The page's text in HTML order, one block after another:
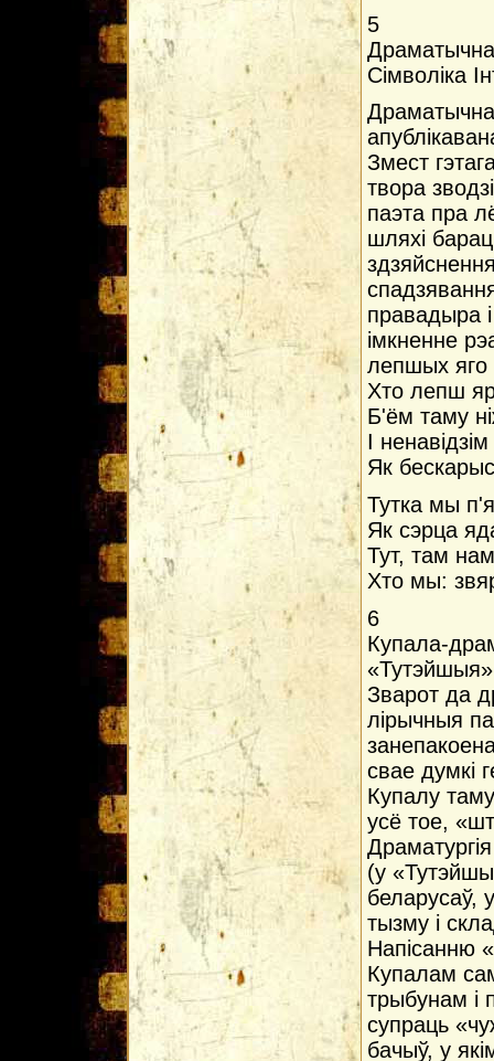
5
Сiмволiка
Змест
твора
паэта пра
шляхі
правадыра
імкненне
лепшых яго
Хто лепш
Б'ём таму
І
Як
Тутка мы
Як сэрца
Тут, там
Хто мы:
6
Купала-
Зварот да
лірычныя
свае думкі
Купалу
усё тое,
(у
беларусаў,
тызму і
Напісанню
Купалам
трыбунам і
супраць
бачыў, у